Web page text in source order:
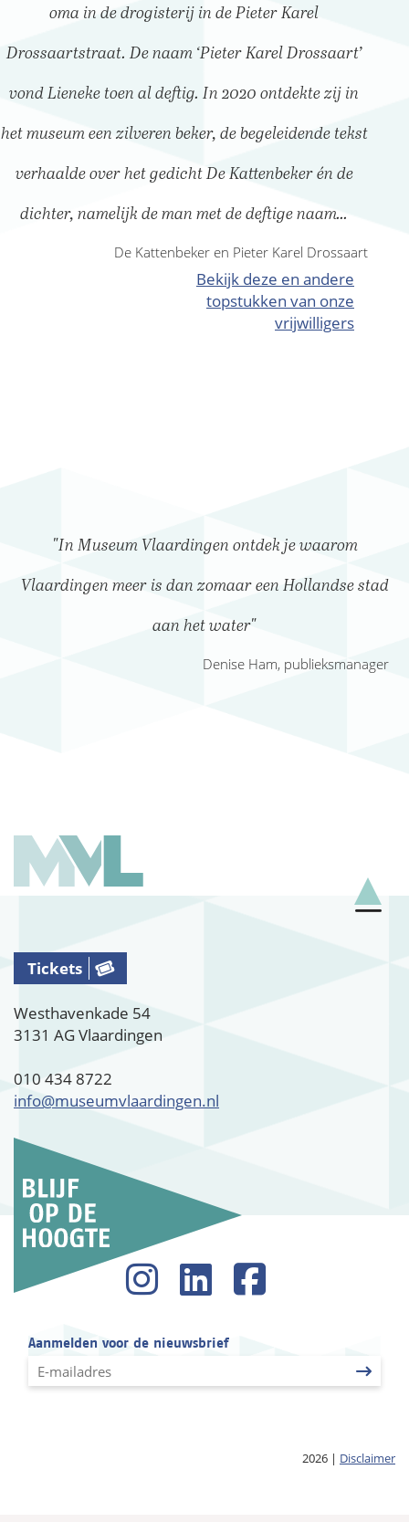
oma in de drogisterij in de Pieter Karel
Drossaartstraat. De naam ‘Pieter Karel Drossaart’
vond Lieneke toen al deftig. In 2020 ontdekte zij in
het museum een zilveren beker, de begeleidende tekst
verhaalde over het gedicht De Kattenbeker én de
dichter, namelijk de man met de deftige naam...
De Kattenbeker en Pieter Karel Drossaart
Bekijk deze en andere
topstukken van onze
vrijwilligers
"In Museum Vlaardingen ontdek je waarom
Vlaardingen meer is dan zomaar een Hollandse stad
aan het water"
Denise Ham, publieksmanager
Tickets
Westhavenkade 54
3131 AG Vlaardingen
010 434 8722
info@museumvlaardingen.nl
Aanmelden voor de nieuwsbrief
2026 | Disclaimer